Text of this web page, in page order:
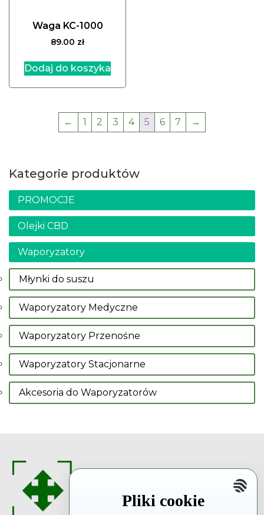
Kategorie produktów
PROMOCJE
Olejki CBD
Waporyzatory
Młynki do suszu
Waporyzatory Medyczne
Waporyzatory Przenośne
Waporyzatory Stacjonarne
Akcesoria do Waporyzatorów
Waga KC-1000
89.00 zł
Dodaj do koszyka
← 1 2 3 4 5 6 7 →
Pliki cookie